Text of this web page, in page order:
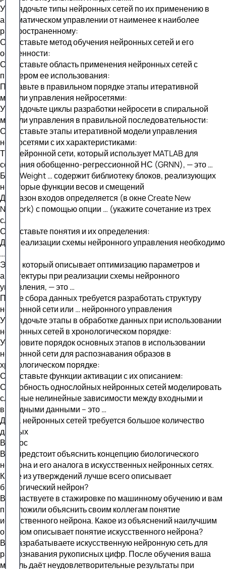
Упорядочьте типы нейронных сетей по их применению в
автоматическом управлении от наименее к наиболее
распространенному:
Сопоставьте метод обучения нейронных сетей и его
особенности:
Сопоставьте область применения нейронных сетей с
примером ее использования:
Поставьте в правильном порядке этапы итеративной
модели управления нейросетями:
Упорядочьте циклы разработки нейросети в спиральной
модели управления в правильной последовательности:
Сопоставьте этапы итеративной модели управления
нейросетями с их характеристиками:
Тип нейронной сети, который использует MATLAB для
создания обобщенно-регрессионной НС (GRNN), — это …
Блок Weight … содержит библиотеку блоков, реализующих
некоторые функции весов и смещений
Диапазон входов определяется (в окне Create New
Network) с помощью опции … (укажите сочетание из трех
слов)
Сопоставьте понятия и их определения:
Для реализации схемы нейронного управления необходимо
…
Этап, который описывает оптимизацию параметров и
архитектуры при реализации схемы нейронного
управления, — это …
После сбора данных требуется разработать структуру
нейронной сети или … нейронного управления
Упорядочьте этапы в обработке данных при использовании
нейронных сетей в хронологическом порядке:
Установите порядок основных этапов в использовании
нейронной сети для распознавания образов в
хронологическом порядке:
Сопоставьте функции активации с их описанием:
Способность однослойных нейронных сетей моделировать
сложные нелинейные зависимости между входными и
выходными данными – это …
Для … нейронных сетей требуется большое количество
данных
Вопрос
Вам предстоит объяснить концепцию биологического
нейрона и его аналога в искусственных нейронных сетях.
Какое из утверждений лучше всего описывает
биологический нейрон?
Вы участвуете в стажировке по машинному обучению и вам
предложили объяснить своим коллегам понятие
искусственного нейрона. Какое из объяснений наилучшим
образом описывает понятие искусственного нейрона?
Вы разрабатываете искусственную нейронную сеть для
распознавания рукописных цифр. После обучения ваша
модель даёт неудовлетворительные результаты при